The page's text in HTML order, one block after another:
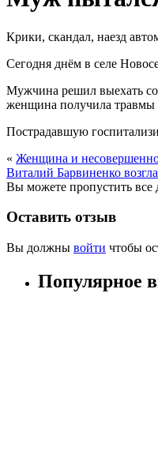
Крики, скандал, наезд
Сегодня днём в селе
Мужчина решил выехать со
женщина получила
Пострадавшую
« Женщина и
Виталий Барвиненко
Вы можете пропустить все
Оставить отзыв
Вы должны войти чтобы
Популярное